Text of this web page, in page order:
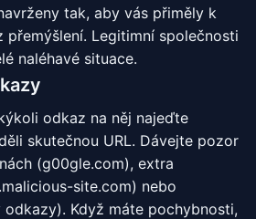
tak, aby vás přiměly k
přemýšlení. Legitimní společnosti
naléhavé situace.
odkaz na něj najeďte
skutečnou URL. Dávejte pozor
(g00gle.com), extra
site.com) nebo
odkazy). Když máte pochybnosti,